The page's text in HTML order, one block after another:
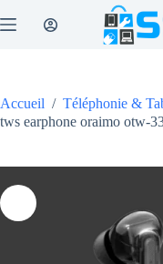
au
Accueil / Téléphonie &
tws earphone oraimo otw-